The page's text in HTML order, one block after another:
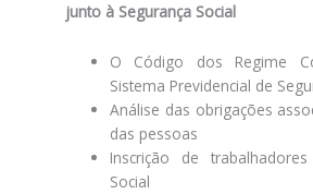
junto à Segurança Social
O Código dos Regime
Sistema Previdencial de
Análise das obrigações
das pessoas
Inscrição de
Social